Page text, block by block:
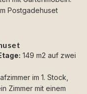
Postgadehuset
149 m2 auf zwei
im 1. Stock,
Zimmer mit einem